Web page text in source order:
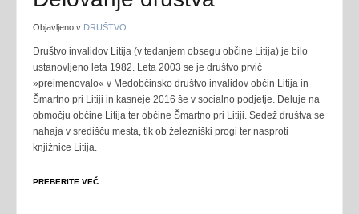
Objavljeno v DRUŠTVO
Društvo invalidov Litija (v tedanjem obsegu občine Litija) je bilo
ustanovljeno leta 1982. Leta 2003 se je društvo prvič
»preimenovalo« v Medobčinsko društvo invalidov občin Litija in
Šmartno pri Litiji in kasneje 2016 še v socialno podjetje. Deluje na
območju občine Litija ter občine Šmartno pri Litiji. Sedež društva se
nahaja v središču mesta, tik ob železniški progi ter nasproti
knjižnice Litija.
PREBERITE VEČ...